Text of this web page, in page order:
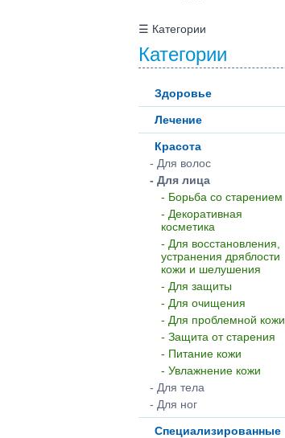
☰ Категории
Категории
Здоровье
Лечение
Красота
- Для волос
- Для лица
- Борьба со старением
- Декоративная
косметика
- Для восстановления,
устранения дряблости
кожи и шелушения
- Для защиты
- Для очищения
- Для проблемной кожи
- Защита от старения
- Питание кожи
- Увлажнение кожи
- Для тела
- Для ног
Специализированные